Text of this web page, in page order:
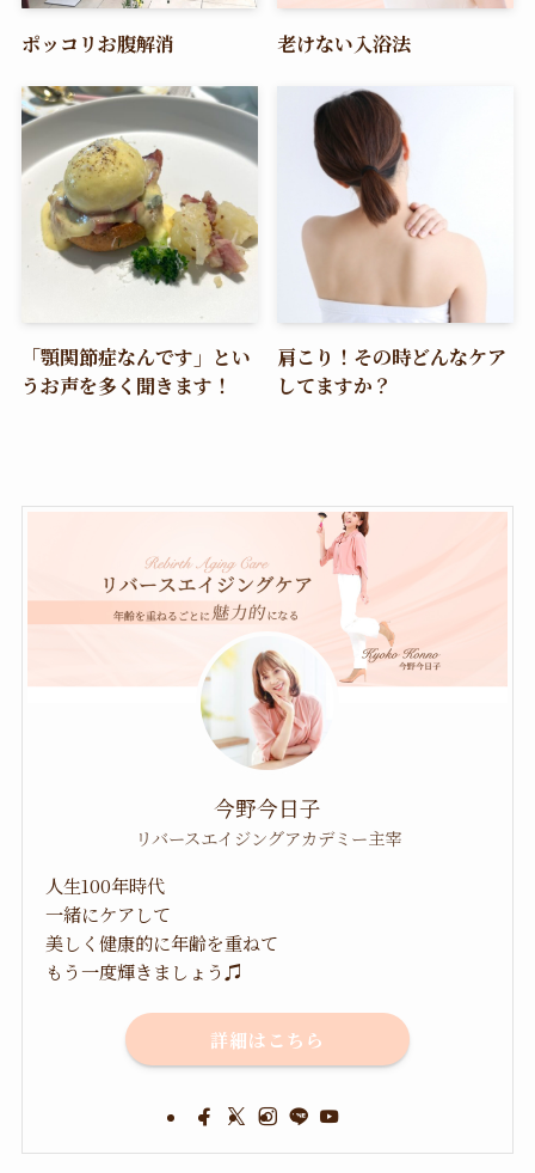
ポッコリお腹解消 老けない入浴法
「顎関節症なんです」とい
うお声を多く聞きます！
肩こり！その時どんなケア
してますか？
今野今日子
リバースエイジングアカデミー主宰
人生100年時代
一緒にケアして
美しく健康的に年齢を重ねて
もう一度輝きましょう♫
詳細はこちら